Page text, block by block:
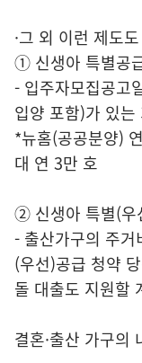
·그 외 이런 제도
① 신생아 특별공
- 입주자모집공고
입양 포함)가 있
*뉴홈(공공분양)
대 연 3만 호
② 신생아 특별(우
- 출산가구의 주거
(우선)공급 청약
돌 대출도 지원할
결혼·출산 가구의